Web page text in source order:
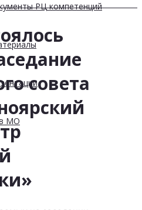
РЦ компетенций
МО
совета